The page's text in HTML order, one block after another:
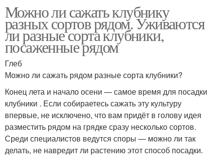
Можно ли сажать клубнику
разных сортов рядом. Уживаются
ли разные сорта клубники,
посаженные рядом
Глеб
Можно ли сажать рядом разные сорта клубники?
Конец лета и начало осени — самое время для посадки
клубники . Если собираетесь сажать эту культуру
впервые, не исключено, что вам придёт в голову идея
разместить рядом на грядке сразу несколько сортов.
Среди специалистов ведутся споры — можно ли так
делать, не навредит ли растению этот способ посадки.